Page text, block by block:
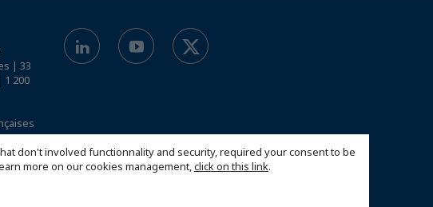
don't involved functionnality and security, required your consent to be
more on our cookies management,click on this link.
| 33
200